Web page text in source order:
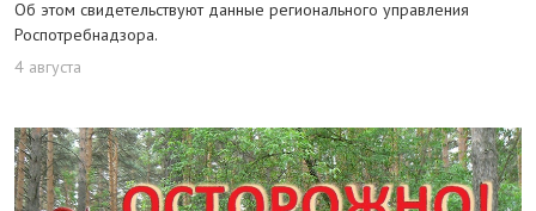
Об этом свидетельствуют данные регионального управления
Роспотребнадзора.
4 августа